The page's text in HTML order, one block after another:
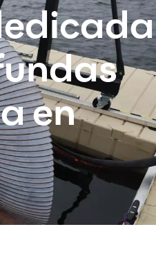
en